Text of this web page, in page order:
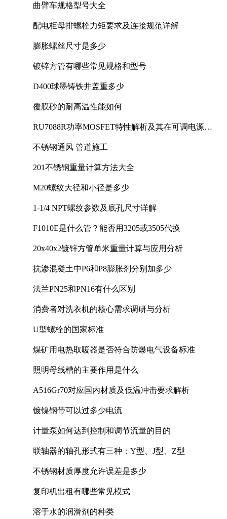
曲臂车规格型号大全
配电柜母排螺栓力矩要求及连接规范详解
膨胀螺丝尺寸是多少
镀锌方管有哪些常见规格和型号
D400球墨铸铁井盖重多少
覆膜砂的耐高温性能如何
RU7088R功率MOSFET特性解析及其在可调电源设
不锈钢通风 管道施工
201不锈钢重量计算方法大全
M20螺纹大径和小径是多少
1-1/4 NPT螺纹参数及底孔尺寸详解
F1010E是什么管？能否用3205或3505代换
20x40x2镀锌方管单米重量计算与应用分析
抗渗混凝土中P6和P8膨胀剂分别加多少
法兰PN25和PN16有什么区别
消费者对洗衣机的核心需求调研与分析
U型螺栓的国家标准
煤矿用电热取暖器是否符合防爆电气设备标准
照明母线槽的主要作用是什么
A516Gr70对应国内材质及低温冲击要求解析
镀镍钢带可以过多少电流
计量泵如何达到控制和调节流量的目的
联轴器的轴孔形式有三种：Y型、J型、Z型
不锈钢材质厚度允许误差是多少
复印机出租有哪些常见模式
溶于水的润滑剂的种类